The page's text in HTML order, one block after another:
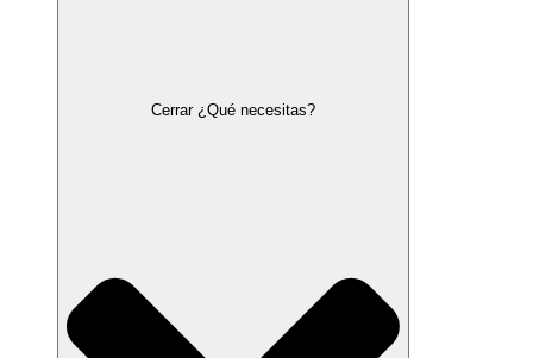
Cerrar ¿Qué necesitas?